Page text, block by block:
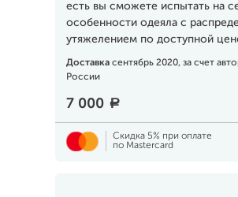
есть вы сможете испытать на
особенности одеяла с
утяжелением по доступной
Доставка сентябрь 2020, за счет
России
7 000 a
Скидка 5% при оплате
по Mastercard